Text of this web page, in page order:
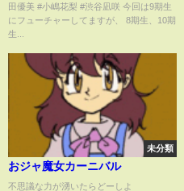
売！大阪万博と一緒に関西を盛
り上げ、先輩メンバーと後輩10
渋谷凪咲さんらを目指せ！
田優美 #小嶋花梨 #渋谷凪咲 今回は9期生
にフューチャーしてますが、 8期生、10期
生...
未分類
おジャ魔女カーニバル
不思議な力が湧いたらどーしよ